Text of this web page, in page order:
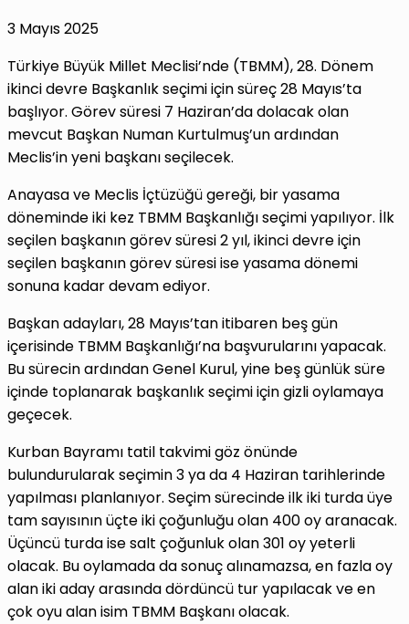
3 Mayıs 2025
Türkiye Büyük Millet Meclisi’nde (TBMM), 28. Dönem
ikinci devre Başkanlık seçimi için süreç 28 Mayıs’ta
başlıyor. Görev süresi 7 Haziran’da dolacak olan
mevcut Başkan Numan Kurtulmuş’un ardından
Meclis’in yeni başkanı seçilecek.
Anayasa ve Meclis İçtüzüğü gereği, bir yasama
döneminde iki kez TBMM Başkanlığı seçimi yapılıyor. İlk
seçilen başkanın görev süresi 2 yıl, ikinci devre için
seçilen başkanın görev süresi ise yasama dönemi
sonuna kadar devam ediyor.
Başkan adayları, 28 Mayıs’tan itibaren beş gün
içerisinde TBMM Başkanlığı’na başvurularını yapacak.
Bu sürecin ardından Genel Kurul, yine beş günlük süre
içinde toplanarak başkanlık seçimi için gizli oylamaya
geçecek.
Kurban Bayramı tatil takvimi göz önünde
bulundurularak seçimin 3 ya da 4 Haziran tarihlerinde
yapılması planlanıyor. Seçim sürecinde ilk iki turda üye
tam sayısının üçte iki çoğunluğu olan 400 oy aranacak.
Üçüncü turda ise salt çoğunluk olan 301 oy yeterli
olacak. Bu oylamada da sonuç alınamazsa, en fazla oy
alan iki aday arasında dördüncü tur yapılacak ve en
çok oyu alan isim TBMM Başkanı olacak.